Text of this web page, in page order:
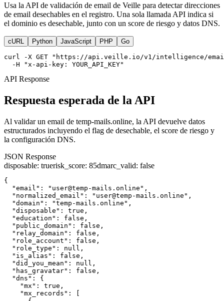
Usa la API de validación de email de Veille para detectar direcciones
de email desechables en el registro. Una sola llamada API indica si
el dominio es desechable, junto con un score de riesgo y datos DNS.
cURL Python JavaScript PHP Go
curl -X GET "https://api.veille.io/v1/intelligence/
  -H "x-api-key: YOUR_API_KEY"
API Response
Respuesta esperada de la API
Al validar un email de temp-mails.online, la API devuelve datos
estructurados incluyendo el flag de desechable, el score de riesgo y
la configuración DNS.
JSON Response
disposable: truerisk_score: 85dmarc_valid: false
{
  "email": "user@temp-mails.online",
  "normalized_email": "user@temp-mails.online",
  "domain": "temp-mails.online",
  "disposable": true,
  "education": false,
  "public_domain": false,
  "relay_domain": false,
  "role_account": false,
  "role_type": null,
  "is_alias": false,
  "did_you_mean": null,
  "has_gravatar": false,
  "dns": {
    "mx": true,
    "mx_records": [